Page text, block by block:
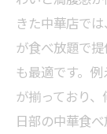
きた中華店で
が食べ放題で
も最適です。
が揃っており
日部の中華食